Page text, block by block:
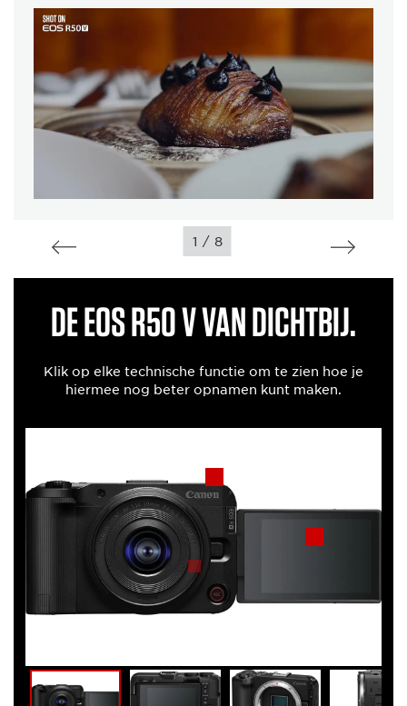
1 / 8
DE EOS R50 V VAN DICHTBIJ.
Klik op elke technische functie om te zien hoe je
hiermee nog beter opnamen kunt maken.